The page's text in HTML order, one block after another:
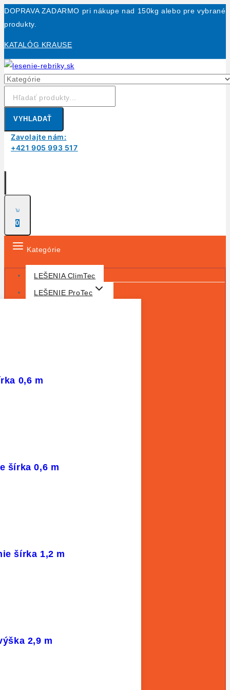
DOPRAVA ZADARMO pri nákupe nad 150kg alebo pre vybrané
produkty.
KATALÓG KRAUSE
VYHLADAŤ
Zavolajte nám:
+421 905 993 517
0
Kategórie
LEŠENIA ClimTec
LEŠENIE ProTec
0,6 m
šírka 0,6 m
šírka 1,2 m
2,9 m